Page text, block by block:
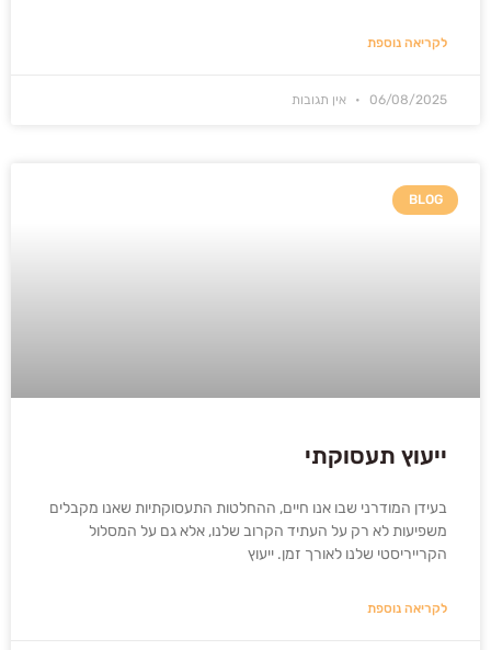
לקריאה נוספת
06/08/2025 אין תגובות
BLOG
ייעוץ תעסוקתי
בעידן המודרני שבו אנו חיים, ההחלטות התעסוקתיות שאנו מקבלים
משפיעות לא רק על העתיד הקרוב שלנו, אלא גם על המסלול
הקרייריסטי שלנו לאורך זמן. ייעוץ
לקריאה נוספת